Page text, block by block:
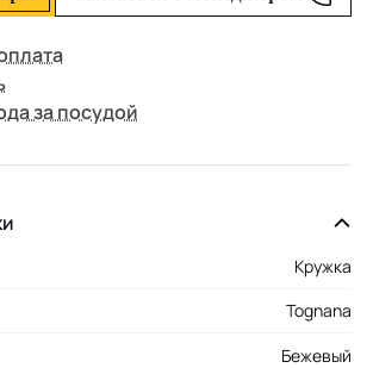
за посудой
Кружка
Tognana
Бежевый